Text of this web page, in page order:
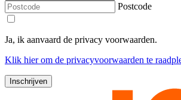
Postcode
Ja, ik aanvaard de privacy voorwaarden.
Klik hierom de privacyvoorwaarden te